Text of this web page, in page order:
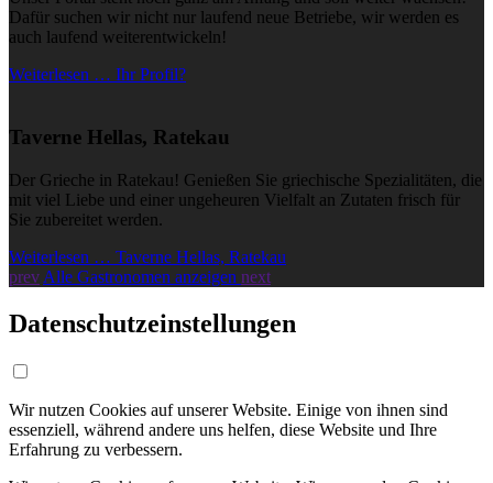
Dafür suchen wir nicht nur laufend neue Betriebe, wir werden es
auch laufend weiterentwickeln!
Weiterlesen … Ihr Profil?
Taverne Hellas, Ratekau
Der Grieche in Ratekau! Genießen Sie griechische Spezialitäten, die
mit viel Liebe und einer ungeheuren Vielfalt an Zutaten frisch für
Sie zubereitet werden.
Weiterlesen … Taverne Hellas, Ratekau
prev Alle Gastronomen anzeigen next
Datenschutzeinstellungen
Wir nutzen Cookies auf unserer Website. Einige von ihnen sind
essenziell, während andere uns helfen, diese Website und Ihre
Erfahrung zu verbessern.